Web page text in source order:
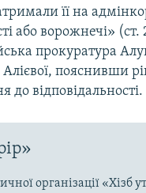
її на
або ворожнечі» (ст.
прокуратура
Алієвої, пояснивши
до відповідальності.
організації «Хізб